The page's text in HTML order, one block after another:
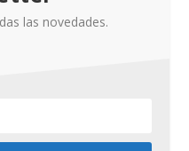
las novedades.